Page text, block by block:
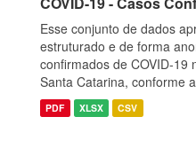
Esse conjunto de dados
estruturado e de forma
confirmados de COVID-19
Santa Catarina, conforme
PDF XLSX CSV